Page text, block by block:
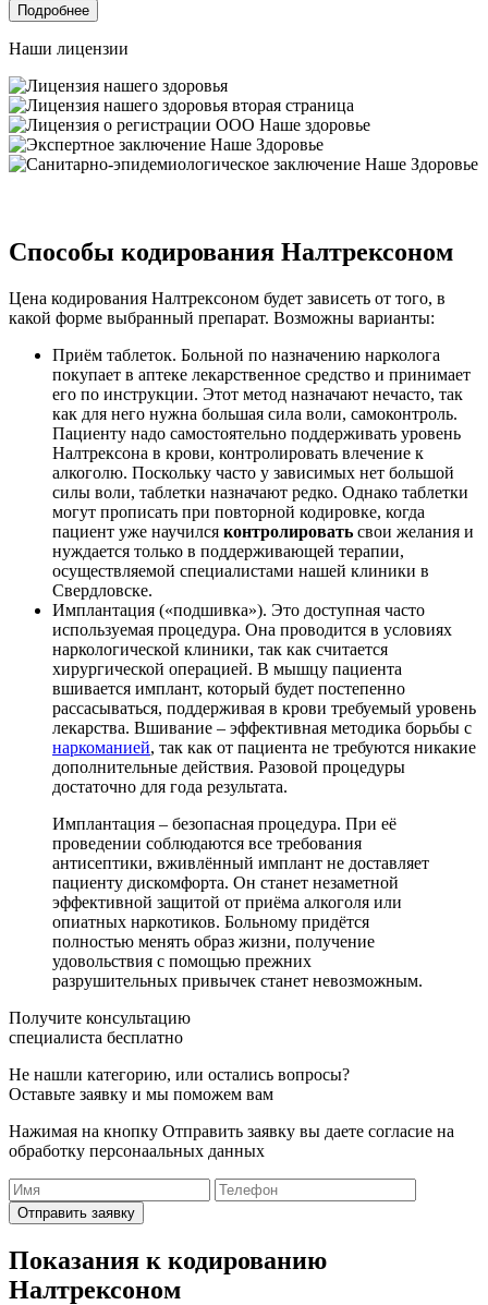
Подробнее
Наши лицензии
Способы кодирования Налтрексоном
Цена кодирования Налтрексоном будет зависеть от того, в
какой форме выбранный препарат. Возможны варианты:
Приём таблеток. Больной по назначению нарколога
покупает в аптеке лекарственное средство и принимает
его по инструкции. Этот метод назначают нечасто, так
как для него нужна большая сила воли, самоконтроль.
Пациенту надо самостоятельно поддерживать уровень
Налтрексона в крови, контролировать влечение к
алкоголю. Поскольку часто у зависимых нет большой
силы воли, таблетки назначают редко. Однако таблетки
могут прописать при повторной кодировке, когда
пациент уже научился контролировать свои желания и
нуждается только в поддерживающей терапии,
осуществляемой специалистами нашей клиники в
Свердловске.
Имплантация («подшивка»). Это доступная часто
используемая процедура. Она проводится в условиях
наркологической клиники, так как считается
хирургической операцией. В мышцу пациента
вшивается имплант, который будет постепенно
рассасываться, поддерживая в крови требуемый уровень
лекарства. Вшивание – эффективная методика борьбы с
наркоманией, так как от пациента не требуются никакие
дополнительные действия. Разовой процедуры
достаточно для года результата.
Имплантация – безопасная процедура. При её
проведении соблюдаются все требования
антисептики, вживлённый имплант не доставляет
пациенту дискомфорта. Он станет незаметной
эффективной защитой от приёма алкоголя или
опиатных наркотиков. Больному придётся
полностью менять образ жизни, получение
удовольствия с помощью прежних
разрушительных привычек станет невозможным.
Получите консультацию
специалиста бесплатно
Не нашли категорию, или остались вопросы?
Оставьте заявку и мы поможем вам
Нажимая на кнопку Отправить заявку вы даете согласие на
обработку персонаальных данных
Отправить заявку
Показания к кодированию
Налтрексоном